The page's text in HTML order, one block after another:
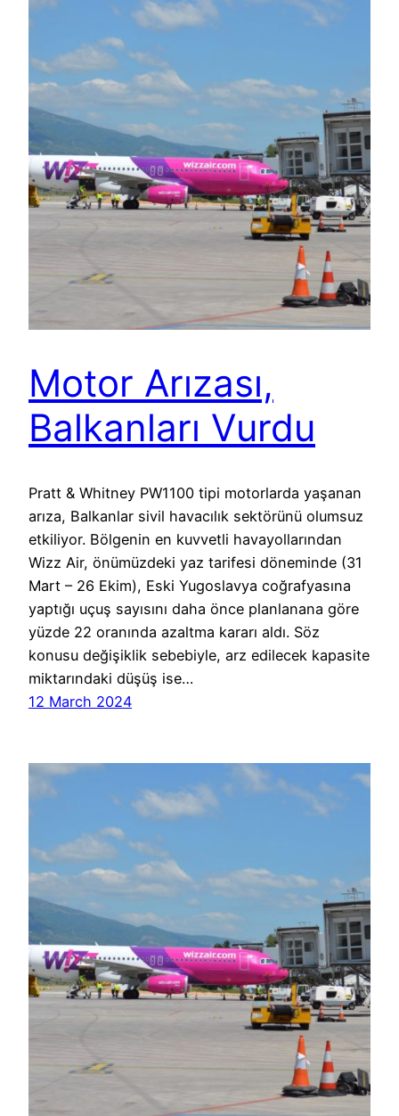
Motor Arızası,
Balkanları Vurdu
Pratt & Whitney PW1100 tipi motorlarda yaşanan
arıza, Balkanlar sivil havacılık sektörünü olumsuz
etkiliyor. Bölgenin en kuvvetli havayollarından
Wizz Air, önümüzdeki yaz tarifesi döneminde (31
Mart – 26 Ekim), Eski Yugoslavya coğrafyasına
yaptığı uçuş sayısını daha önce planlanana göre
yüzde 22 oranında azaltma kararı aldı. Söz
konusu değişiklik sebebiyle, arz edilecek kapasite
miktarındaki düşüş ise…
12 March 2024